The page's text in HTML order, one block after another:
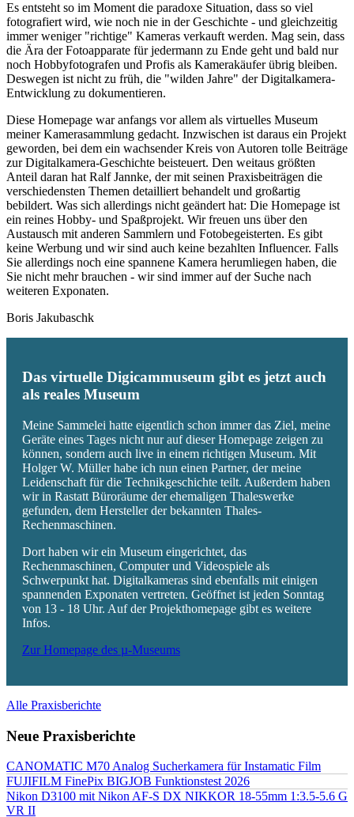
Es entsteht so im Moment die paradoxe Situation, dass so viel
fotografiert wird, wie noch nie in der Geschichte - und gleichzeitig
immer weniger "richtige" Kameras verkauft werden. Mag sein, dass
die Ära der Fotoapparate für jedermann zu Ende geht und bald nur
noch Hobbyfotografen und Profis als Kamerakäufer übrig bleiben.
Deswegen ist nicht zu früh, die "wilden Jahre" der Digitalkamera-
Entwicklung zu dokumentieren.
Diese Homepage war anfangs vor allem als virtuelles Museum
meiner Kamerasammlung gedacht. Inzwischen ist daraus ein Projekt
geworden, bei dem ein wachsender Kreis von Autoren tolle Beiträge
zur Digitalkamera-Geschichte beisteuert. Den weitaus größten
Anteil daran hat Ralf Jannke, der mit seinen Praxisbeiträgen die
verschiedensten Themen detailliert behandelt und großartig
bebildert. Was sich allerdings nicht geändert hat: Die Homepage ist
ein reines Hobby- und Spaßprojekt. Wir freuen uns über den
Austausch mit anderen Sammlern und Fotobegeisterten. Es gibt
keine Werbung und wir sind auch keine bezahlten Influencer. Falls
Sie allerdings noch eine spannene Kamera herumliegen haben, die
Sie nicht mehr brauchen - wir sind immer auf der Suche nach
weiteren Exponaten.
Boris Jakubaschk
Das virtuelle Digicammuseum gibt es jetzt auch
als reales Museum
Meine Sammelei hatte eigentlich schon immer das Ziel, meine
Geräte eines Tages nicht nur auf dieser Homepage zeigen zu
können, sondern auch live in einem richtigen Museum. Mit
Holger W. Müller habe ich nun einen Partner, der meine
Leidenschaft für die Technikgeschichte teilt. Außerdem haben
wir in Rastatt Büroräume der ehemaligen Thaleswerke
gefunden, dem Hersteller der bekannten Thales-
Rechenmaschinen.
Dort haben wir ein Museum eingerichtet, das
Rechenmaschinen, Computer und Videospiele als
Schwerpunkt hat. Digitalkameras sind ebenfalls mit einigen
spannenden Exponaten vertreten. Geöffnet ist jeden Sonntag
von 13 - 18 Uhr. Auf der Projekthomepage gibt es weitere
Infos.
Zur Homepage des µ-Museums
Alle Praxisberichte
Neue Praxisberichte
CANOMATIC M70 Analog Sucherkamera für Instamatic Film
FUJIFILM FinePix BIGJOB Funktionstest 2026
Nikon D3100 mit Nikon AF-S DX NIKKOR 18-55mm 1:3.5-5.6 G
VR II